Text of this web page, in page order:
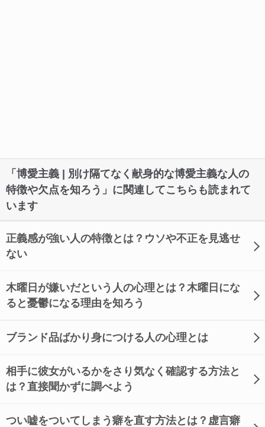
「博愛主義 | 別け隔てなく献身的な博愛主義な人の
特徴や欠点を知ろう」に関連してこちらも読まれて
います
正義感が強い人の特徴とは？ウソや不正を見逃せ
ない
木曜日が嫌いだという人の心理とは？木曜日にな
ると憂鬱になる理由を知ろう
ブランド品ばかり身につける人の心理とは
相手に彼女がいるかをさり気なく確認する方法と
は？直接聞かずに調べよう
つい嘘をついてしまう癖を直す方法とは？虚言癖